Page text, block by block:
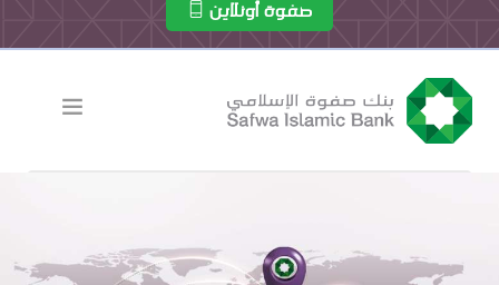
صفوة أونلاين
الخدمات الإلكترونية للشركات